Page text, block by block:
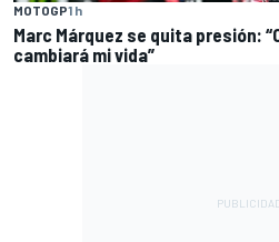
MOTOGP1 h
Marc Márquez se quita presión:
cambiará mi vida”